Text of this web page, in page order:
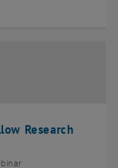
Research
bis 25 August 2026